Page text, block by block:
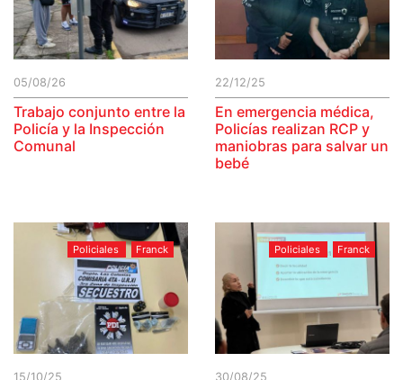
05/08/26
Trabajo conjunto entre la
Policía y la Inspección
Comunal
22/12/25
En emergencia médica,
Policías realizan RCP y
maniobras para salvar un
bebé
Policiales Franck
15/10/25
Policiales Franck
30/08/25